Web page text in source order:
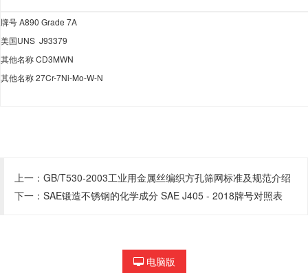
牌号A890 Grade 7A
美国UNS J93379
其他名称CD3MWN
其他名称27Cr-7Ni-Mo-W-N
上一： GB/T530-2003工业用金属丝编织方孔筛网标准及规范介绍
下一： SAE锻造不锈钢的化学成分 SAE J405 - 2018牌号对照表
电脑版